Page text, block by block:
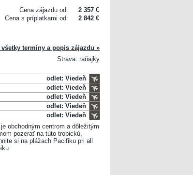
Cena zájazdu od:
2 357 €
Cena s príplatkami od:
2 842 €
termíny a popis zájazdu »
Strava: raňajky
odlet: Viedeň
odlet: Viedeň
odlet: Viedeň
odlet: Viedeň
odlet: Viedeň
obchodným centrom a dôležitým
pozerať na túto tropickú,
si na plážach Pacifiku pri all